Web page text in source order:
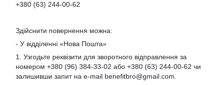
+380 (63) 244-00-62
Здійснити повернення можна:
- У відділенні «Нова Пошта»
1. Узгодьте реквізити для зворотного відправлення за
номером +380 (96) 384-33-02 або +380 (63) 244-00-62 чи
залишивши запит на e-mail benefitbro@gmail.com